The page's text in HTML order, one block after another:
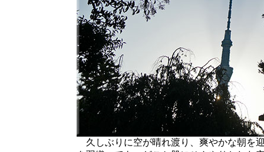
久しぶりに空が晴れ渡り、爽やかな朝を